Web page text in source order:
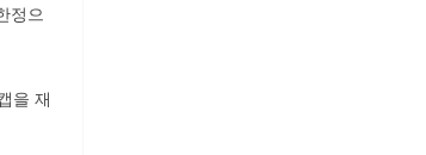
정으
을 재